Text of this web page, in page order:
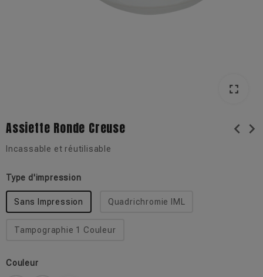
fullscreen
Assiette Ronde Creuse chevron_left chevron_right
Incassable et réutilisable
Type d'impression
Sans Impression Quadrichromie IML
Tampographie 1 Couleur
Couleur